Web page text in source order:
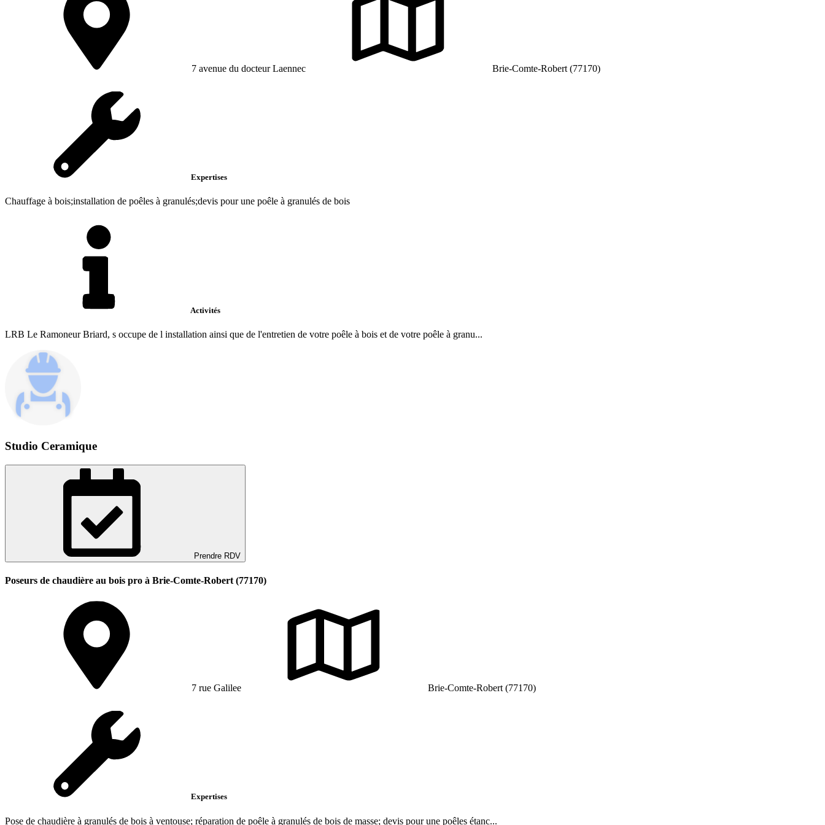
7 avenue du docteur Laennec Brie-Comte-Robert (77170)
Expertises
Chauffage à bois;installation de poêles à granulés;devis pour une poêle à granulés de bois
Activités
LRB Le Ramoneur Briard, s occupe de l installation ainsi que de l'entretien de votre poêle à bois et de votre poêle à granu...
Studio Ceramique
Prendre RDV
Poseurs de chaudière au bois pro à Brie-Comte-Robert (77170)
7 rue Galilee Brie-Comte-Robert (77170)
Expertises
Pose de chaudière à granulés de bois à ventouse; réparation de poêle à granulés de bois de masse; devis pour une poêles étanc...